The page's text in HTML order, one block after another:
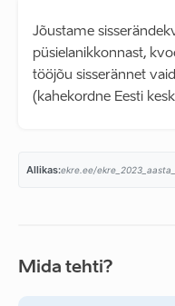
Jõustame
püsielanikkonnast,
tööjõu sisserännet
(kahekordne Eesti
Allikas:
Mida tehti?